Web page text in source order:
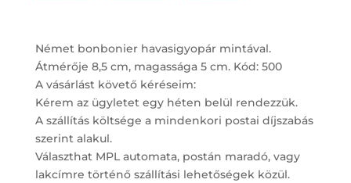
Német bonbonier havasigyopár mintával.
Átmérője 8,5 cm, magassága 5 cm. Kód: 500
A vásárlást követő kéréseim:
Kérem az ügyletet egy héten belül rendezzük.
A szállítás költsége a mindenkori postai díjszabás
szerint alakul.
Választhat MPL automata, postán maradó, vagy
lakcímre történő szállítási lehetőségek közül.